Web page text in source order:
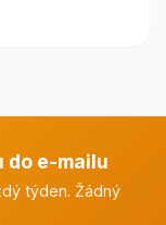
do e-mailu
týden. Žádný